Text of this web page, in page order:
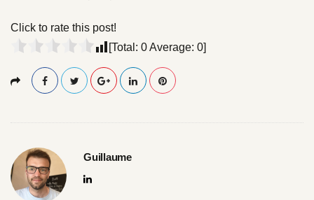
Click to rate this post!
[Total: 0Average: 0]
Guillaume